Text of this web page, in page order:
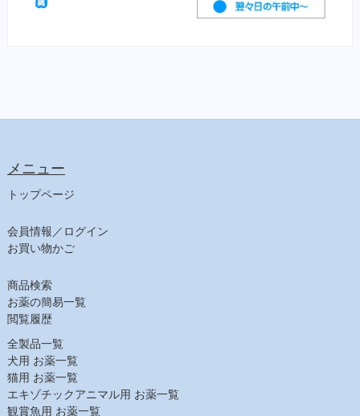
【日用品】
注射針・シリンジ
ヘアケア
スキンケア
耳ケア
デンタルケア
メニュー
トップページ
会員情報／ログイン
お買い物かご
商品検索
お薬の簡易一覧
閲覧履歴
全製品一覧
犬用 お薬一覧
猫用 お薬一覧
エキゾチックアニマル用 お薬一覧
観賞魚用 お薬一覧